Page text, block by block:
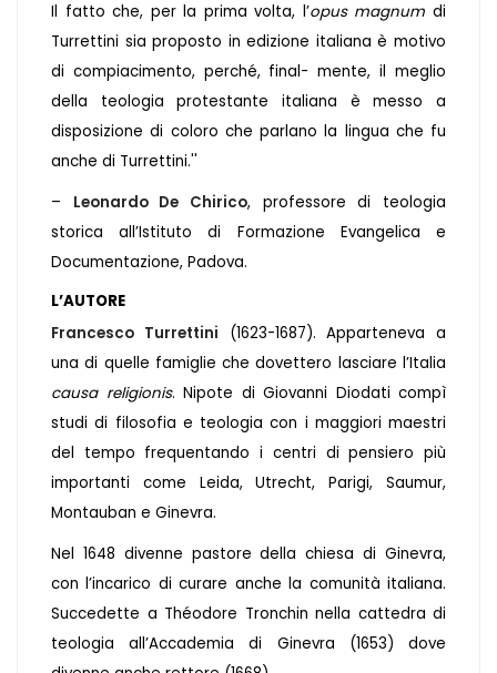
Il fatto che, per la prima volta, l’opus magnumdi
Turrettini sia proposto in edizione italiana è motivo
di compiacimento, perché, final- mente, il meglio
della teologia protestante italiana è messo a
disposizione di coloro che parlano la lingua che fu
anche di Turrettini.''
– Leonardo De Chirico, professore di teologia
storica all’Istituto di Formazione Evangelica e
Documentazione, Padova.
L’AUTORE
Francesco Turrettini (1623-1687). Apparteneva a
una di quelle famiglie che dovettero lasciare l’Italia
causa religionis. Nipote di Giovanni Diodati compì
studi di filosofia e teologia con i maggiori maestri
del tempo frequentando i centri di pensiero più
importanti come Leida, Utrecht, Parigi, Saumur,
Montauban e Ginevra.
Nel 1648 divenne pastore della chiesa di Ginevra,
con l’incarico di curare anche la comunità italiana.
Succedette a Théodore Tronchin nella cattedra di
teologia all’Accademia di Ginevra (1653) dove